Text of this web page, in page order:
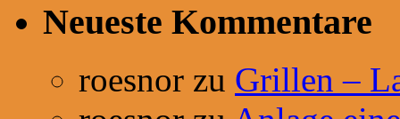
Neueste Kommentare
roesnor zu Grillen –